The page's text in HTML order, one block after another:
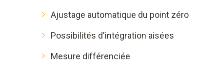
Ajustage automatique du point zéro
Possibilités d'intégration aisées
Mesure différenciée